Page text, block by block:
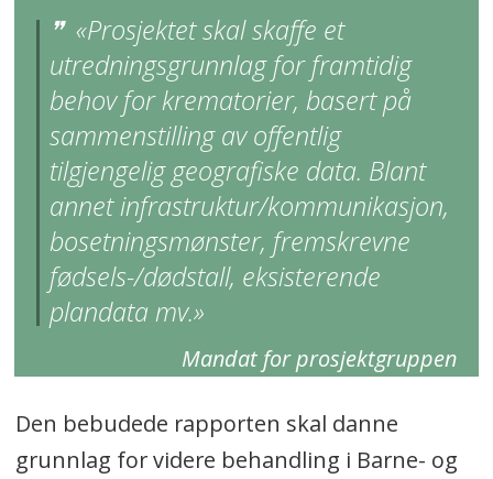
«Prosjektet skal skaffe et
utredningsgrunnlag for framtidig
behov for krematorier, basert på
sammenstilling av offentlig
tilgjengelig geografiske data. Blant
annet infrastruktur/kommunikasjon,
bosetningsmønster, fremskrevne
fødsels-/dødstall, eksisterende
plandata mv.»
Mandat for prosjektgruppen
Den bebudede rapporten skal danne
grunnlag for videre behandling i Barne- og